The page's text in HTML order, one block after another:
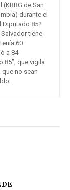
de San
durante el
Diputado 85?
tiene
60
a 84
85”, que vigila
no sean